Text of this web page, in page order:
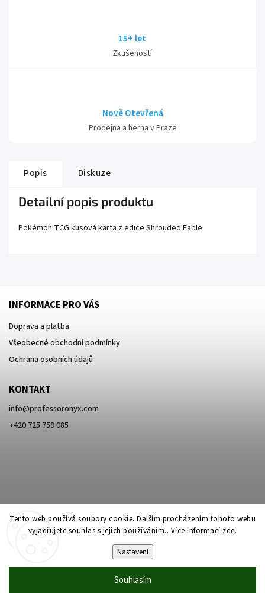
Tento web používá soubory cookie. Dalším procházením tohoto webu
vyjadřujete souhlas s jejich používáním.. Více informací zde.
Nastavení
Souhlasím
15+ let
Zkušeností
Nově Otevřená
Prodejna a herna v Praze
Popis Diskuze
Detailní popis produktu
Pokémon TCG kusová karta z edice Shrouded Fable
INFORMACE PRO VÁS
Doprava a platba
Všeobecné obchodní podmínky
Ochrana osobních údajů
KONTAKT
info@professoronyx.com
+420 725 759 085
Professor Onyx. Všechna práva vyhrazena.